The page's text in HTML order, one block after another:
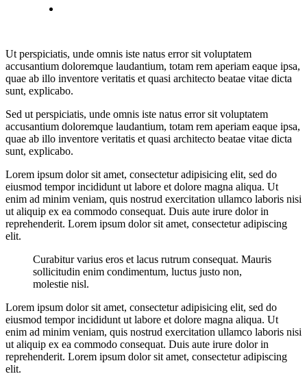
Ut perspiciatis, unde omnis iste natus error sit voluptatem
accusantium doloremque laudantium, totam rem aperiam eaque ipsa,
quae ab illo inventore veritatis et quasi architecto beatae vitae dicta
sunt, explicabo.
Sed ut perspiciatis, unde omnis iste natus error sit voluptatem
accusantium doloremque laudantium, totam rem aperiam eaque ipsa,
quae ab illo inventore veritatis et quasi architecto beatae vitae dicta
sunt, explicabo.
Lorem ipsum dolor sit amet, consectetur adipisicing elit, sed do
eiusmod tempor incididunt ut labore et dolore magna aliqua. Ut
enim ad minim veniam, quis nostrud exercitation ullamco laboris nisi
ut aliquip ex ea commodo consequat. Duis aute irure dolor in
reprehenderit. Lorem ipsum dolor sit amet, consectetur adipiscing
elit.
Curabitur varius eros et lacus rutrum consequat. Mauris
sollicitudin enim condimentum, luctus justo non,
molestie nisl.
Lorem ipsum dolor sit amet, consectetur adipisicing elit, sed do
eiusmod tempor incididunt ut labore et dolore magna aliqua. Ut
enim ad minim veniam, quis nostrud exercitation ullamco laboris nisi
ut aliquip ex ea commodo consequat. Duis aute irure dolor in
reprehenderit. Lorem ipsum dolor sit amet, consectetur adipiscing
elit.